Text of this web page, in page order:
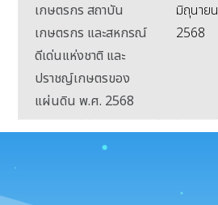
เนื้อหา
เกษตรกร สถาบัน
เกษตรกร และสหกรณ์
ดีเด่นแห่งชาติ และ
ปราชญ์เกษตรของ
แผ่นดิน พ.ศ. 2568
มิถุนายน
2568